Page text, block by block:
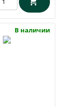
В наличии